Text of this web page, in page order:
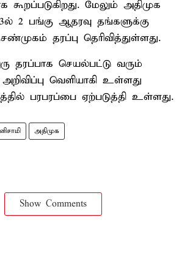
கூறப்படுகிறது. மேலும் அதிமுக
2 பங்கு ஆதரவு தங்களுக்கு
தரப்பு தெரிவித்துள்ளது.
தரப்பாக செயல்பட்டு வரும்
வெளியாகி உள்ளது
பரபரப்பை ஏற்படுத்தி உள்ளது.
அதிமுக
Show Comments